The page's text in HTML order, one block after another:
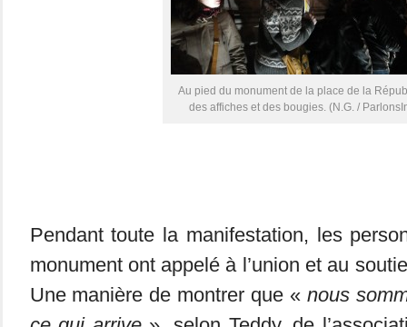
Au pied du monument de la place de la
des affiches et des bougies. (N.G. /
Pendant toute la manifestation, les
monument ont appelé à l’union et au
Une manière de montrer que « nous